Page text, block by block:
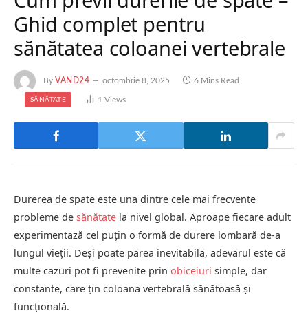
Ghid complet pentru
sănătatea coloanei vertebrale
By VAND24 octombrie 8, 2025 6 Mins Read
SĂNĂTATE 1Views
Durerea de spate este una dintre cele mai frecvente
probleme de sănătate la nivel global. Aproape fiecare adult
experimentază cel puțin o formă de durere lombară de-a
lungul vieții. Deși poate părea inevitabilă, adevărul este că
multe cazuri pot fi prevenite prin obiceiuri simple, dar
constante, care țin coloana vertebrală sănătoasă și
funcțională.